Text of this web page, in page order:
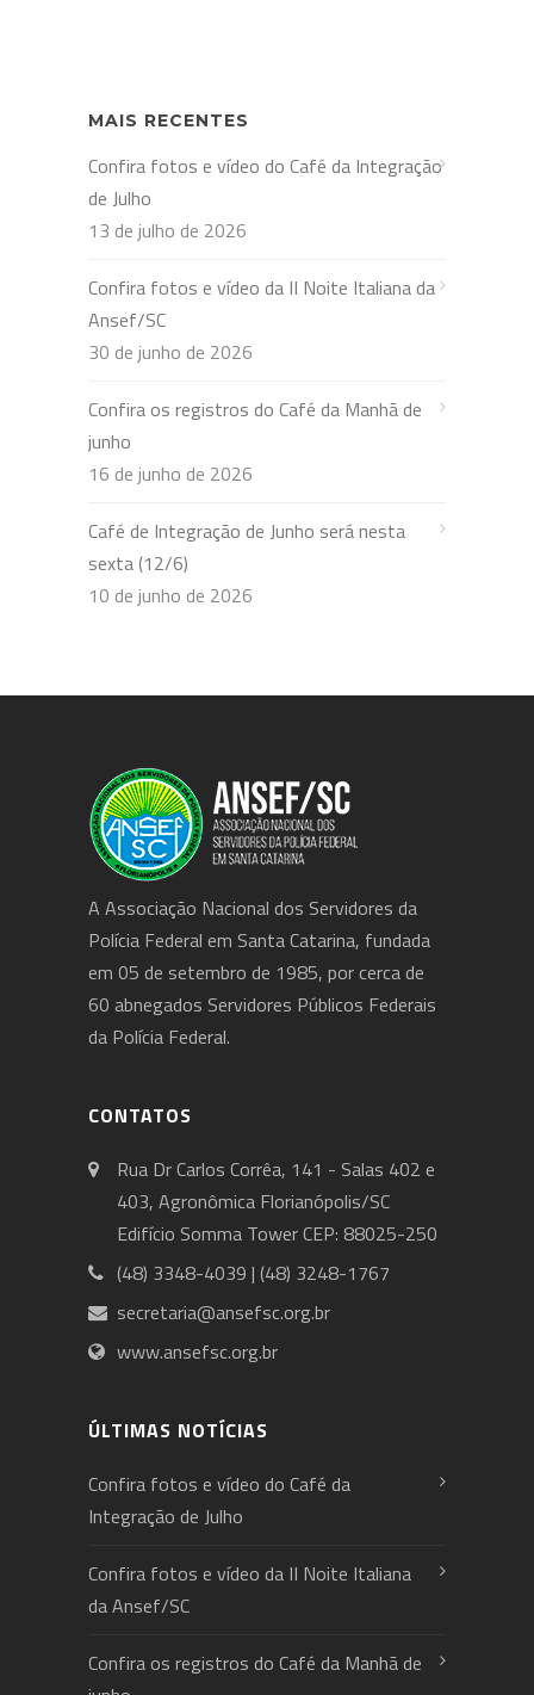
MAIS RECENTES
Confira fotos e vídeo do Café da Integração
de Julho
13 de julho de 2026
Confira fotos e vídeo da II Noite Italiana da
Ansef/SC
30 de junho de 2026
Confira os registros do Café da Manhã de
junho
16 de junho de 2026
Café de Integração de Junho será nesta
sexta (12/6)
10 de junho de 2026
A Associação Nacional dos Servidores da
Polícia Federal em Santa Catarina, fundada
em 05 de setembro de 1985, por cerca de
60 abnegados Servidores Públicos Federais
da Polícia Federal.
CONTATOS
Rua Dr Carlos Corrêa, 141 - Salas 402 e
403, Agronômica Florianópolis/SC
Edifício Somma Tower CEP: 88025-250
(48) 3348-4039 | (48) 3248-1767
secretaria@ansefsc.org.br
www.ansefsc.org.br
ÚLTIMAS NOTÍCIAS
Confira fotos e vídeo do Café da
Integração de Julho
Confira fotos e vídeo da II Noite Italiana
da Ansef/SC
Confira os registros do Café da Manhã de